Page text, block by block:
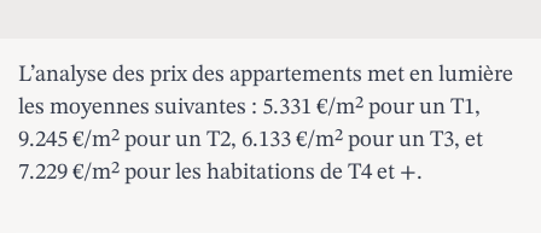
L’analyse des prix des appartements met en lumière
les moyennes suivantes : 5.331 €/m² pour un T1,
9.245 €/m² pour un T2, 6.133 €/m² pour un T3, et
7.229 €/m² pour les habitations de T4 et +.